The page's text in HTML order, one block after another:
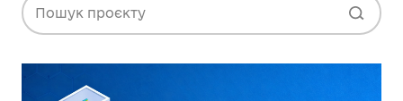
База знань
Пошук проєкту